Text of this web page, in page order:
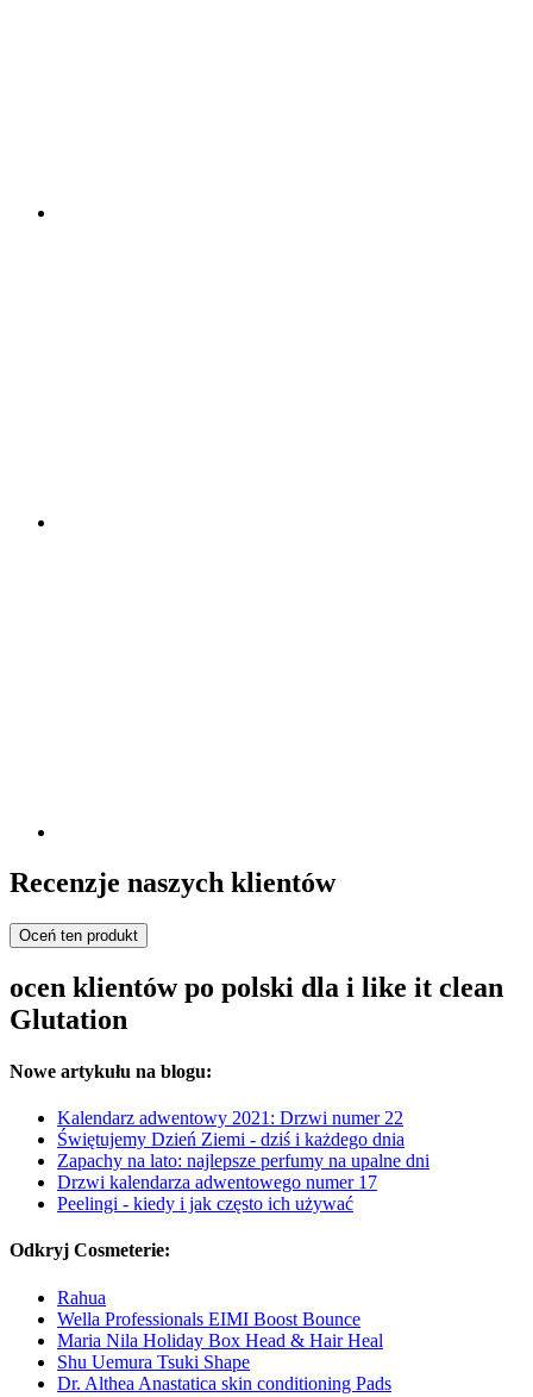
Recenzje naszych klientów
Oceń ten produkt
ocen klientów po polski dla i like it clean
Glutation
Nowe artykułu na blogu:
Kalendarz adwentowy 2021: Drzwi numer 22
Świętujemy Dzień Ziemi - dziś i każdego dnia
Zapachy na lato: najlepsze perfumy na upalne dni
Drzwi kalendarza adwentowego numer 17
Peelingi - kiedy i jak często ich używać
Odkryj Cosmeterie:
Rahua
Wella Professionals EIMI Boost Bounce
Maria Nila Holiday Box Head & Hair Heal
Shu Uemura Tsuki Shape
Dr. Althea Anastatica skin conditioning Pads